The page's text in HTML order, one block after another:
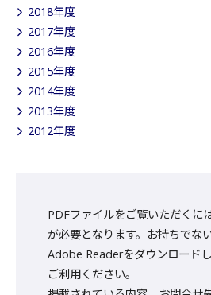
2018年度
2017年度
2016年度
2015年度
2014年度
2013年度
2012年度
PDFファイルをご覧いただくに
が必要となります。お持ちでな
Adobe Readerをダウンロード
ご利用ください。